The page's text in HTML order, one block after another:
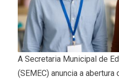
A Secretaria Municipal de
(SEMEC) anuncia a